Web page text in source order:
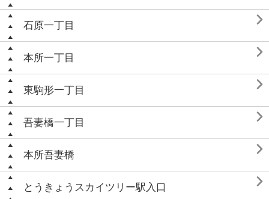
石原一丁目 
本所一丁目 
東駒形一丁目 
吾妻橋一丁目 
本所吾妻橋 
とうきょうスカイツリー駅入口 